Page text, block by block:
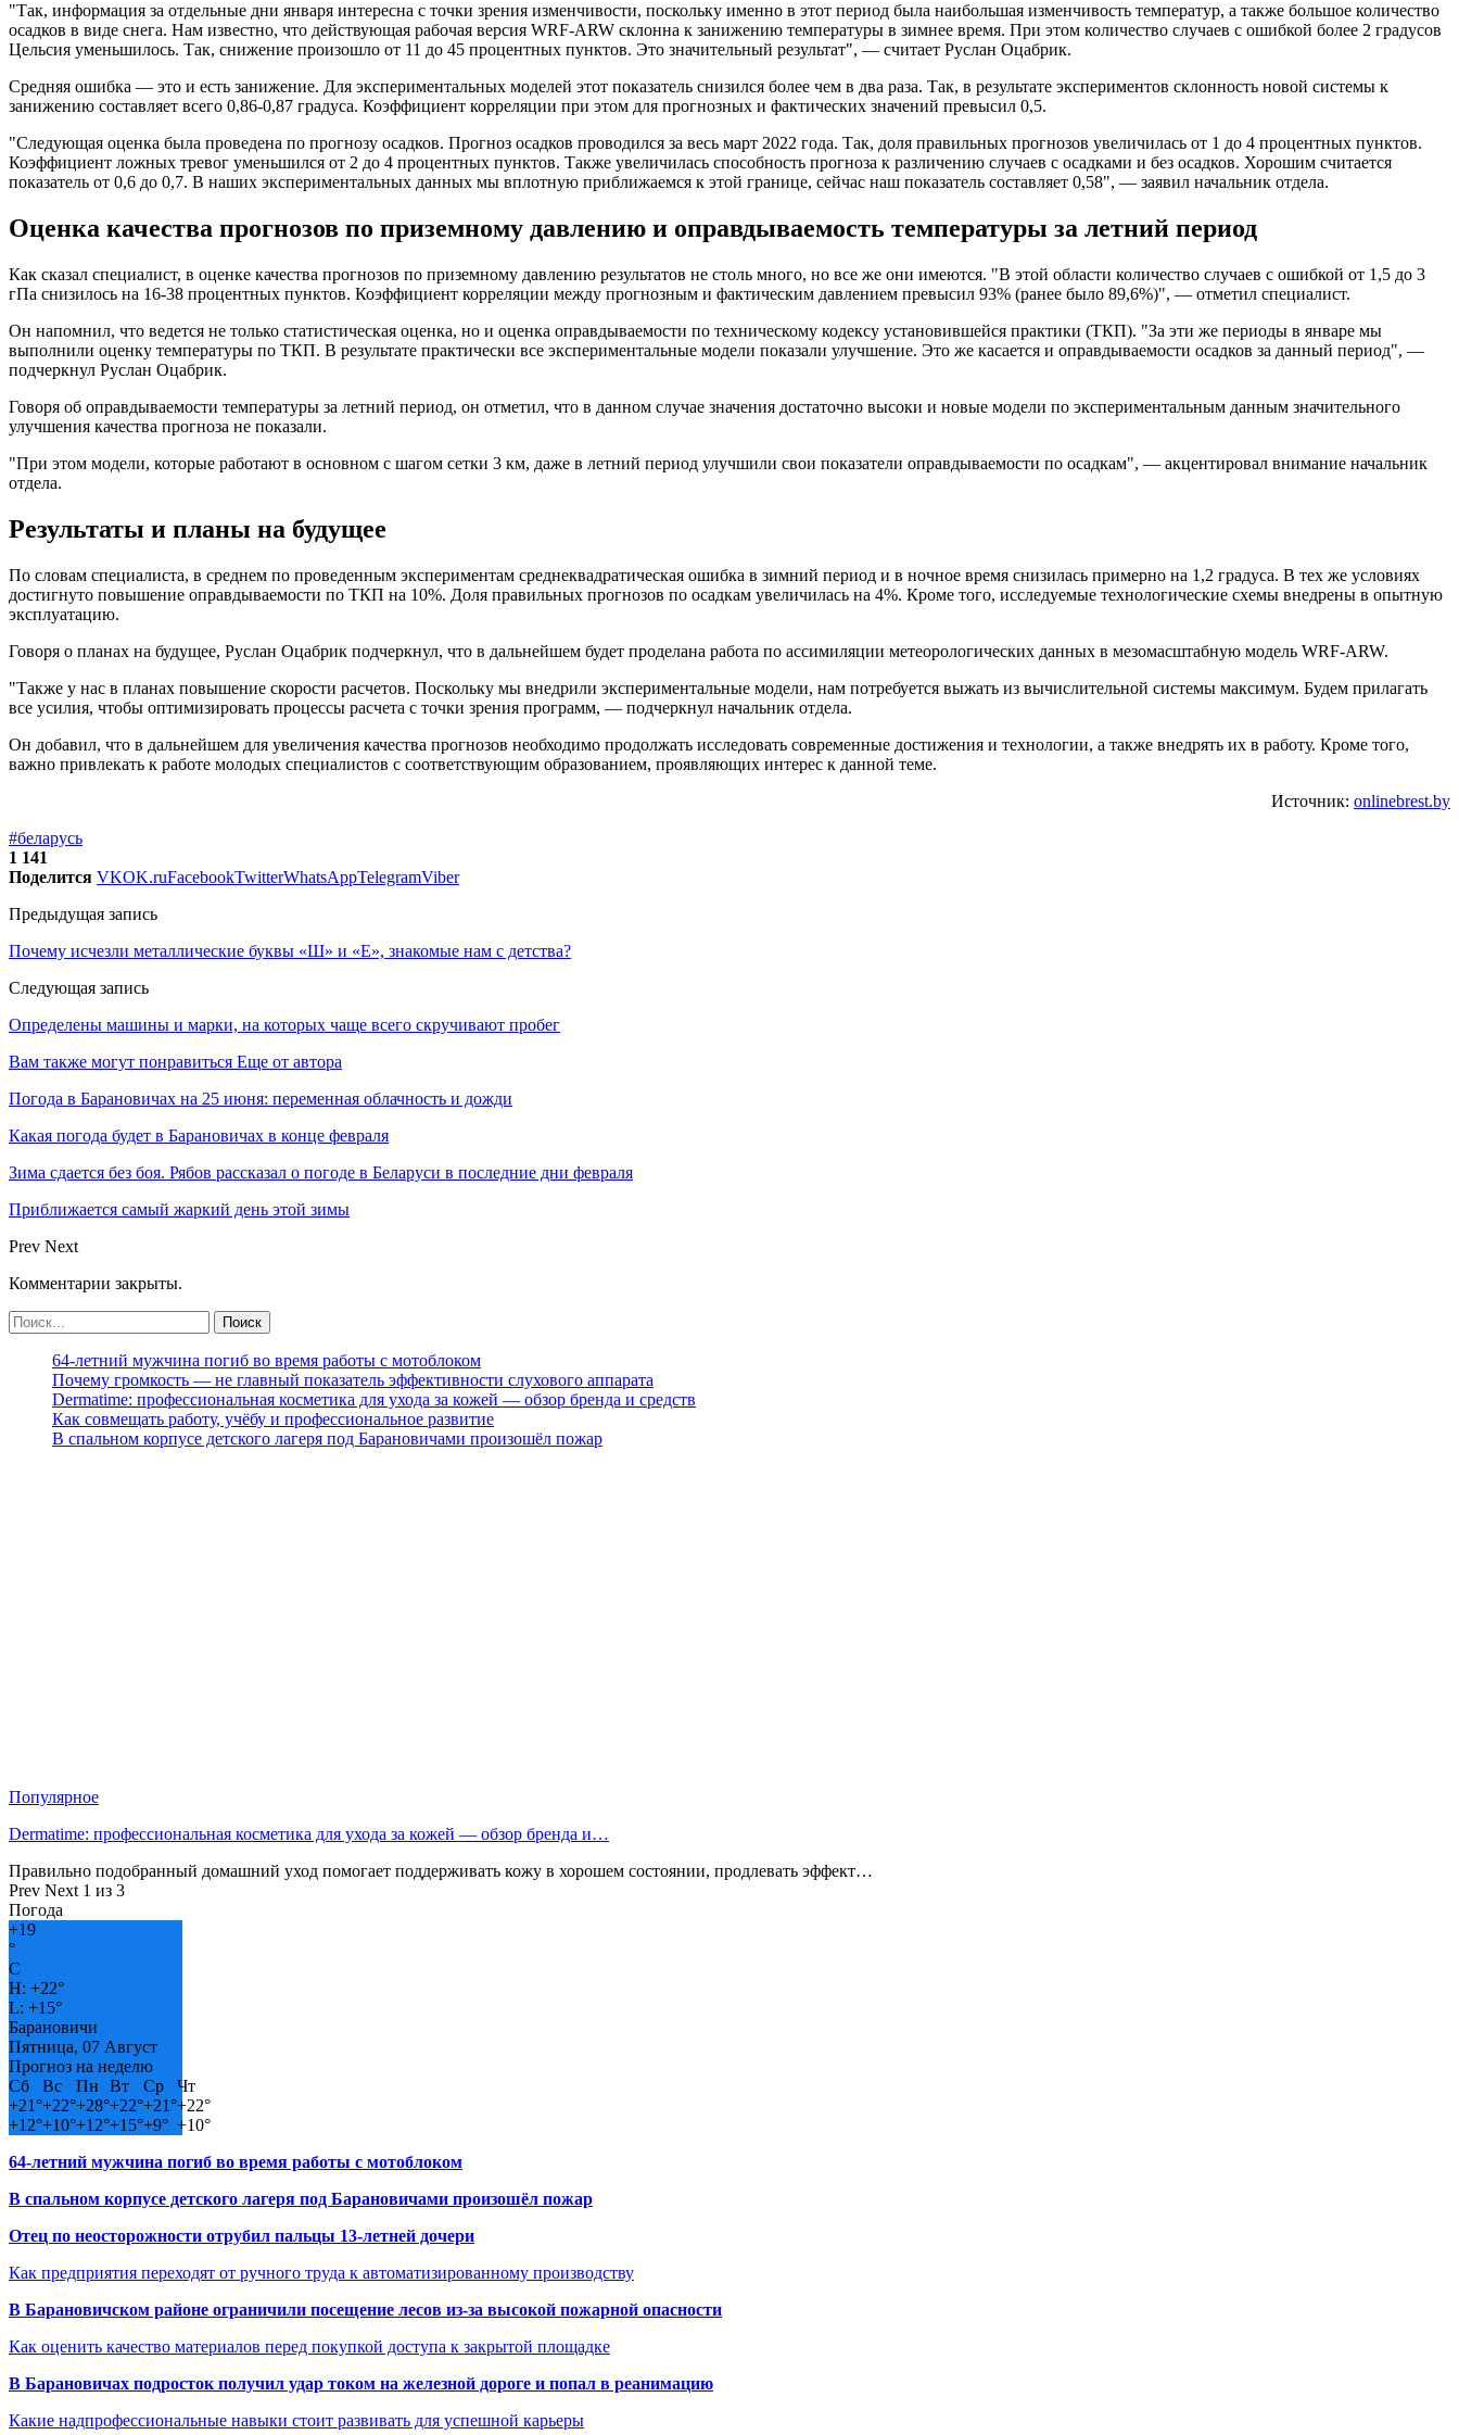
"Так, информация за отдельные дни января интересна с точки зрения изменчивости, поскольку именно в этот период была наибольшая изменчивость температур, а также большое количество
осадков в виде снега. Нам известно, что действующая рабочая версия WRF-ARW склонна к занижению температуры в зимнее время. При этом количество случаев с ошибкой более 2 градусов
Цельсия уменьшилось. Так, снижение произошло от 11 до 45 процентных пунктов. Это значительный результат", — считает Руслан Оцабрик.
Средняя ошибка — это и есть занижение. Для экспериментальных моделей этот показатель снизился более чем в два раза. Так, в результате экспериментов склонность новой системы к
занижению составляет всего 0,86-0,87 градуса. Коэффициент корреляции при этом для прогнозных и фактических значений превысил 0,5.
"Следующая оценка была проведена по прогнозу осадков. Прогноз осадков проводился за весь март 2022 года. Так, доля правильных прогнозов увеличилась от 1 до 4 процентных пунктов.
Коэффициент ложных тревог уменьшился от 2 до 4 процентных пунктов. Также увеличилась способность прогноза к различению случаев с осадками и без осадков. Хорошим считается
показатель от 0,6 до 0,7. В наших экспериментальных данных мы вплотную приближаемся к этой границе, сейчас наш показатель составляет 0,58", — заявил начальник отдела.
Оценка качества прогнозов по приземному давлению и оправдываемость температуры за летний период
Как сказал специалист, в оценке качества прогнозов по приземному давлению результатов не столь много, но все же они имеются. "В этой области количество случаев с ошибкой от 1,5 до 3
гПа снизилось на 16-38 процентных пунктов. Коэффициент корреляции между прогнозным и фактическим давлением превысил 93% (ранее было 89,6%)", — отметил специалист.
Он напомнил, что ведется не только статистическая оценка, но и оценка оправдываемости по техническому кодексу установившейся практики (ТКП). "За эти же периоды в январе мы
выполнили оценку температуры по ТКП. В результате практически все экспериментальные модели показали улучшение. Это же касается и оправдываемости осадков за данный период", —
подчеркнул Руслан Оцабрик.
Говоря об оправдываемости температуры за летний период, он отметил, что в данном случае значения достаточно высоки и новые модели по экспериментальным данным значительного
улучшения качества прогноза не показали.
"При этом модели, которые работают в основном с шагом сетки 3 км, даже в летний период улучшили свои показатели оправдываемости по осадкам", — акцентировал внимание начальник
отдела.
Результаты и планы на будущее
По словам специалиста, в среднем по проведенным экспериментам среднеквадратическая ошибка в зимний период и в ночное время снизилась примерно на 1,2 градуса. В тех же условиях
достигнуто повышение оправдываемости по ТКП на 10%. Доля правильных прогнозов по осадкам увеличилась на 4%. Кроме того, исследуемые технологические схемы внедрены в опытную
эксплуатацию.
Говоря о планах на будущее, Руслан Оцабрик подчеркнул, что в дальнейшем будет проделана работа по ассимиляции метеорологических данных в мезомасштабную модель WRF-ARW.
"Также у нас в планах повышение скорости расчетов. Поскольку мы внедрили экспериментальные модели, нам потребуется выжать из вычислительной системы максимум. Будем прилагать
все усилия, чтобы оптимизировать процессы расчета с точки зрения программ, — подчеркнул начальник отдела.
Он добавил, что в дальнейшем для увеличения качества прогнозов необходимо продолжать исследовать современные достижения и технологии, а также внедрять их в работу. Кроме того,
важно привлекать к работе молодых специалистов с соответствующим образованием, проявляющих интерес к данной теме.
Источник: onlinebrest.by
#беларусь
1 141
Поделится VKOK.ruFacebookTwitterWhatsAppTelegramViber
Предыдущая запись
Почему исчезли металлические буквы «Ш» и «Е», знакомые нам с детства?
Следующая запись
Определены машины и марки, на которых чаще всего скручивают пробег
Вам также могут понравиться Еще от автора
Погода в Барановичах на 25 июня: переменная облачность и дожди
Какая погода будет в Барановичах в конце февраля
Зима сдается без боя. Рябов рассказал о погоде в Беларуси в последние дни февраля
Приближается самый жаркий день этой зимы
Prev Next
Комментарии закрыты.
64-летний мужчина погиб во время работы с мотоблоком
Почему громкость — не главный показатель эффективности слухового аппарата
Dermatime: профессиональная косметика для ухода за кожей — обзор бренда и средств
Как совмещать работу, учёбу и профессиональное развитие
В спальном корпусе детского лагеря под Барановичами произошёл пожар
Популярное
Dermatime: профессиональная косметика для ухода за кожей — обзор бренда и…
Правильно подобранный домашний уход помогает поддерживать кожу в хорошем состоянии, продлевать эффект…
Prev Next 1 из 3
Погода
+19
°
C
H: +22°
L: +15°
Барановичи
Пятница, 07 Август
Прогноз на неделю
Сб
Вс Пн Вт Ср
Чт
+21°+22°+28°+22°+21°+22°
+12°+10°+12°+15°+9° +10°
64-летний мужчина погиб во время работы с мотоблоком
В спальном корпусе детского лагеря под Барановичами произошёл пожар
Отец по неосторожности отрубил пальцы 13-летней дочери
Как предприятия переходят от ручного труда к автоматизированному производству
В Барановичском районе ограничили посещение лесов из-за высокой пожарной опасности
Как оценить качество материалов перед покупкой доступа к закрытой площадке
В Барановичах подросток получил удар током на железной дороге и попал в реанимацию
Какие надпрофессиональные навыки стоит развивать для успешной карьеры